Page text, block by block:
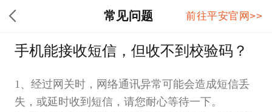
常见问题 前往平安官网>>
手机能接收短信，但收不到校验码？
1、经过网关时，网络通讯异常可能会造成短信丢
失，或延时收到短信，请您耐心等待一下。